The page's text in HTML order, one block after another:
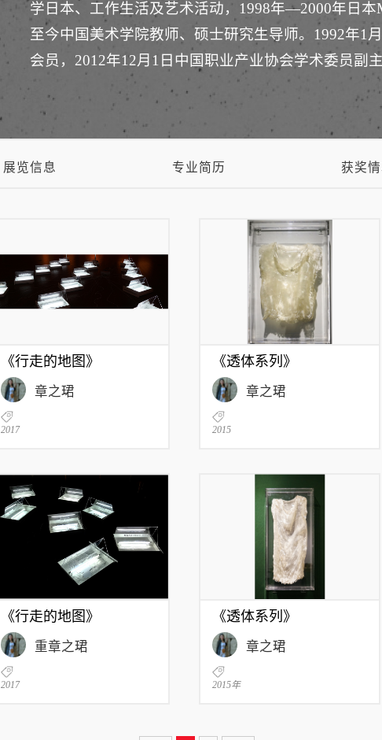
学日本、工作生活及艺术活动，1998年—2000年日
至今中国美术学院教师、硕士研究生导师。1992年1
会员，2012年12月1日中国职业产业协会学术委员副
展览信息 专业简历 获奖
《行走的地图》
章之珺
2017
《透体系列》
章之珺
2015
《行走的地图》
重章之珺
2017
《透体系列》
章之珺
2015年